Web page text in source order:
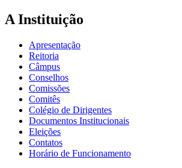
A Instituição
Apresentação
Reitoria
Câmpus
Conselhos
Comissões
Comitês
Colégio de Dirigentes
Documentos Institucionais
Eleições
Contatos
Horário de Funcionamento